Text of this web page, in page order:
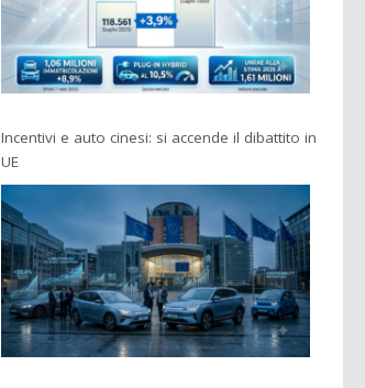
Incentivi e auto cinesi: si accende il dibattito in
UE